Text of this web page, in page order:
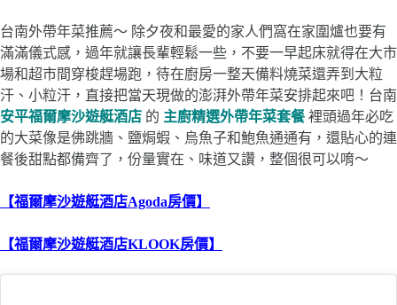
台南外帶年菜推薦～ 除夕夜和最愛的家人們窩在家圍爐也要有
滿滿儀式感，過年就讓長輩輕鬆一些，不要一早起床就得在大市
場和超市間穿梭趕場跑，待在廚房一整天備料燒菜還弄到大粒
汗、小粒汗，直接把當天現做的澎湃外帶年菜安排起來吧！台南
安平福爾摩沙遊艇酒店 的 主廚精選外帶年菜套餐裡頭過年必吃
的大菜像是佛跳牆、鹽焗蝦、烏魚子和鮑魚通通有，還貼心的連
餐後甜點都備齊了，份量實在、味道又讚，整個很可以唷～
【福爾摩沙遊艇酒店Agoda房價】
【福爾摩沙遊艇酒店KLOOK房價】